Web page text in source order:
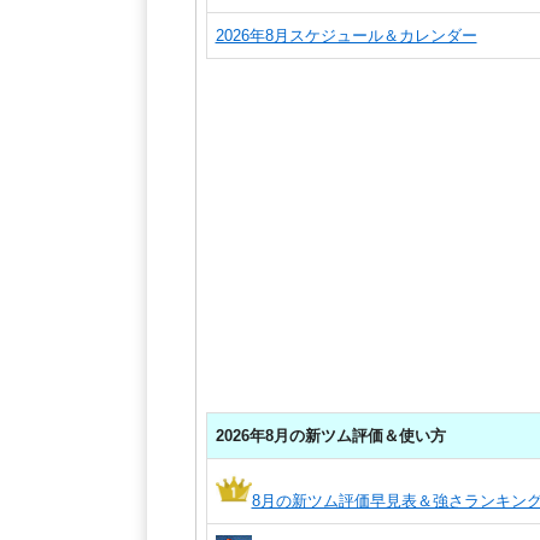
2026年8月スケジュール＆カレンダー
2026年8月の新ツム評価＆使い方
8月の新ツム評価早見表＆強さランキン